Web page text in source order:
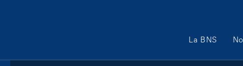
Main
La BNS